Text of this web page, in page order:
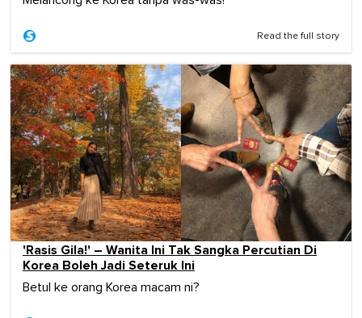
Read the full story
'Rasis Gila!' – Wanita Ini Tak Sangka Percutian Di
Korea Boleh Jadi Seteruk Ini
Betul ke orang Korea macam ni?